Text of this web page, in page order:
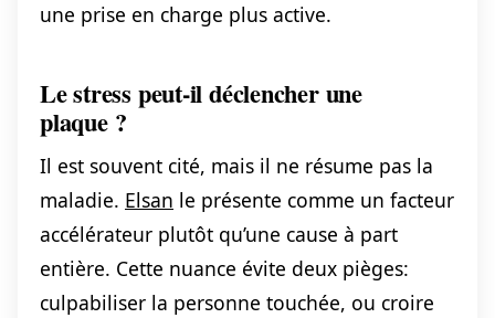
une prise en charge plus active.
Le stress peut-il déclencher une
plaque ?
Il est souvent cité, mais il ne résume pas la
maladie. Elsan le présente comme un facteur
accélérateur plutôt qu’une cause à part
entière. Cette nuance évite deux pièges:
culpabiliser la personne touchée, ou croire